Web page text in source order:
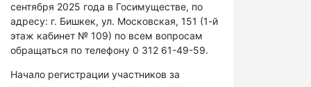
сентября 2025 года в Госимуществе, по
адресу: г. Бишкек, ул. Московская, 151 (1-й
этаж кабинет № 109) по всем вопросам
обращаться по телефону 0 312 61-49-59.
Начало регистрации участников за